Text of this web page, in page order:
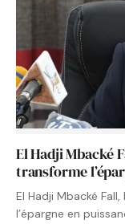
El Hadji Mbacké
transforme
El Hadji Mbacké
l’épargne en